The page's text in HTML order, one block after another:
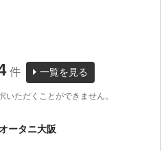
件 一覧を見る
ただくことができません。
ータニ大阪